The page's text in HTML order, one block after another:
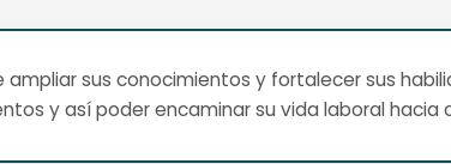
ampliar sus conocimientos y fortalecer sus
y así poder encaminar su vida laboral hacia